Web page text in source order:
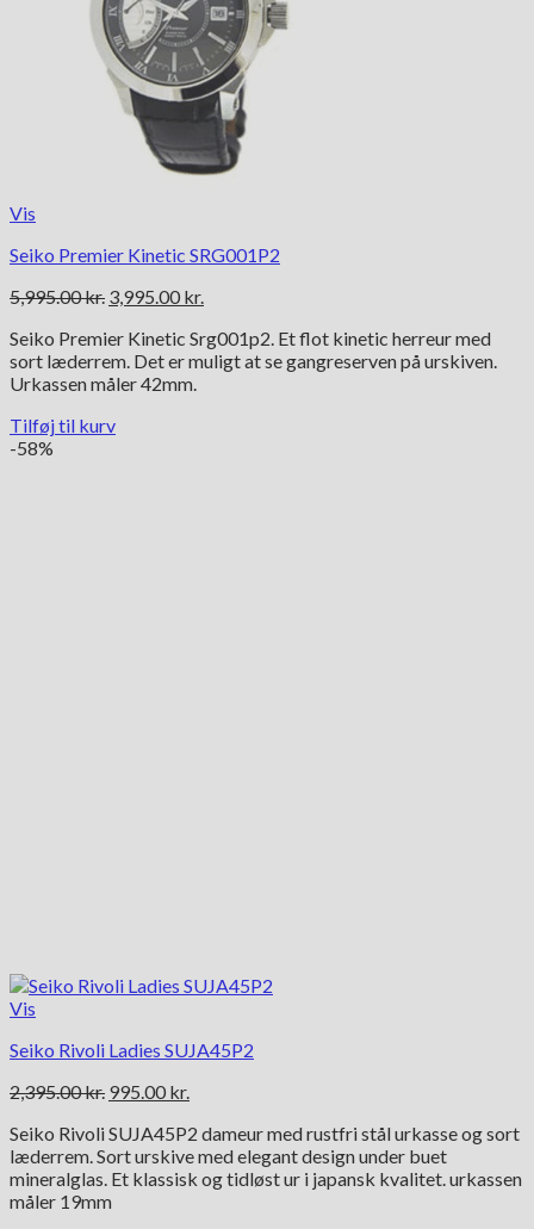
Vis
Seiko Premier Kinetic SRG001P2
5,995.00kr. Den
pris
var:
5,995.00 kr..
3,995.00 kr.
pris
er:
Seiko Premier Kinetic Srg001p2. Et flot kinetic herreur med
sort læderrem. Det er muligt at se gangreserven på urskiven.
Urkassen måler 42mm.
Tilføj til kurv
-58%
Vis
Seiko Rivoli Ladies SUJA45P2
2,395.00kr. Den
pris
var:
2,395.00 kr..
995.00 kr.
pris
er:
995.00 kr..
Seiko Rivoli SUJA45P2 dameur med rustfri stål urkasse og sort
læderrem. Sort urskive med elegant design under buet
mineralglas. Et klassisk og tidløst ur i japansk kvalitet. urkassen
måler 19mm